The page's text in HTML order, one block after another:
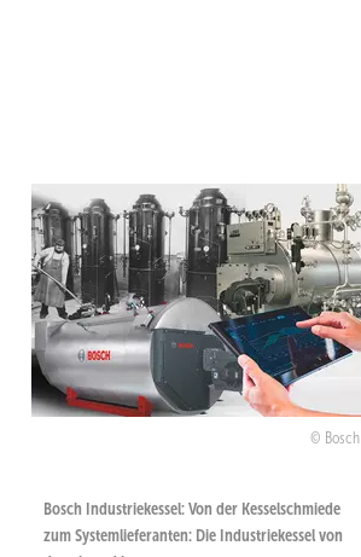
Bosch
Bosch Industriekessel: Von der Kesselschmiede
zum Systemlieferanten: Die Industriekessel von